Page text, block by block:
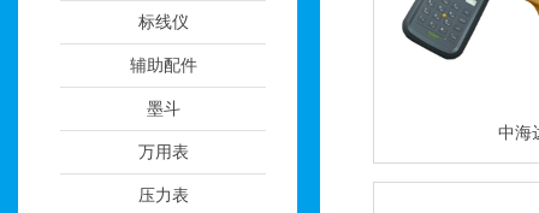
中海
标线仪
辅助配件
墨斗
万用表
压力表